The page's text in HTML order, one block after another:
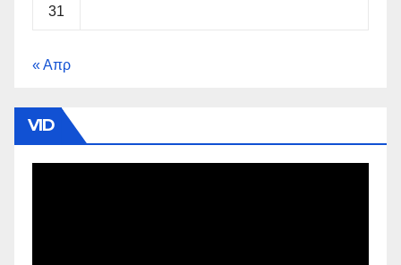
31
« Απρ
VID